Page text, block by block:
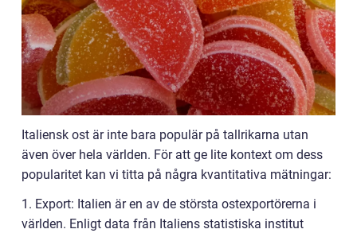
Italiensk ost är inte bara populär på tallrikarna utan
även över hela världen. För att ge lite kontext om dess
popularitet kan vi titta på några kvantitativa mätningar:
1. Export: Italien är en av de största ostexportörerna i
världen. Enligt data från Italiens statistiska institut